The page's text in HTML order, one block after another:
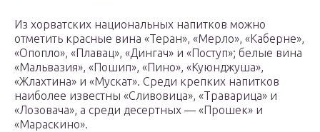
Из хорватских национальных напитков можно
отметить красные вина «Теран», «Мерло», «Каберне»,
«Опопло», «Плавац», «Дингач» и «Поступ»; белые вина
«Мальвазия», «Пошип», «Пино», «Куюнджуша»,
«Жлахтина» и «Мускат». Среди крепких напитков
наиболее известны «Сливовица», «Траварица» и
«Лозовача», а среди десертных — «Прошек» и
«Мараскино».